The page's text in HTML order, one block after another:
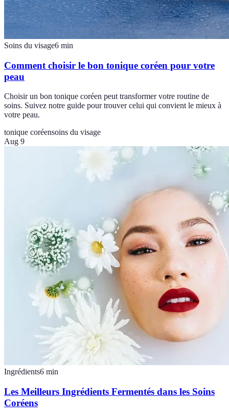
Soins du visage6 min
Comment choisir le bon tonique coréen pour votre
peau
Choisir un bon tonique coréen peut transformer votre routine de
soins. Suivez notre guide pour trouver celui qui convient le mieux à
votre peau.
tonique coréensoins du visage
Aug 9
Ingrédients6 min
Les Meilleurs Ingrédients Fermentés dans les Soins
Coréens